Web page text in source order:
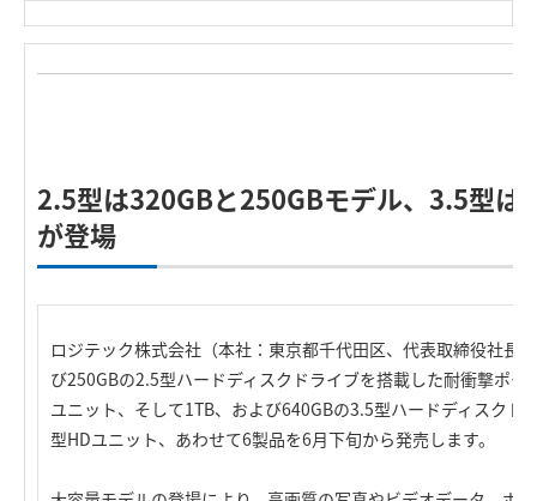
2.5型は320GBと250GBモデル、3.5型は
が登場
ロジテック株式会社（本社：東京都千代田区、代表取締役社長
び250GBの2.5型ハードディスクドライブを搭載した耐衝撃ポ
ユニット、そして1TB、および640GBの3.5型ハードディスクド
型HDユニット、あわせて6製品を6月下旬から発売します。